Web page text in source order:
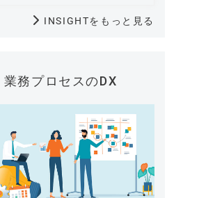
INSIGHTをもっと見る
業務プロセスのDX